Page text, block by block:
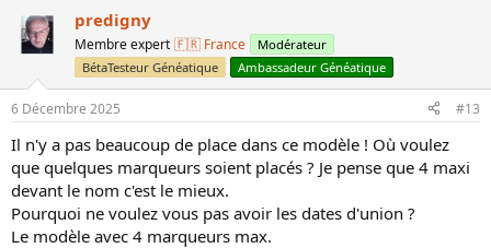
predigny
Membre expert 🇫🇷 France
Modérateur
BétaTesteur Généatique
Ambassadeur Généatique
6 Décembre 2025 #13
Il n'y a pas beaucoup de place dans ce modèle ! Où voulez
que quelques marqueurs soient placés ? Je pense que 4 maxi
devant le nom c'est le mieux.
Pourquoi ne voulez vous pas avoir les dates d'union ?
Le modèle avec 4 marqueurs max.